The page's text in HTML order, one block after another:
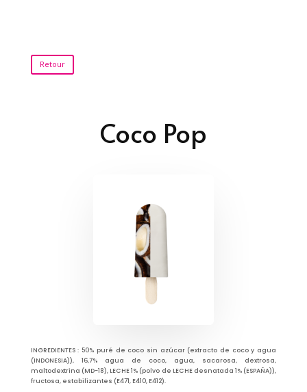
Retour
Coco Pop
INGREDIENTES : 50% puré de coco sin azúcar (extracto de coco y agua
(INDONESIA)), 16,7% agua de coco, agua, sacarosa, dextrosa,
maltodextrina (MD-18), LECHE 1% (polvo de LECHE desnatada 1% (ESPAÑA)),
fructosa, estabilizantes (E471, E410, E412).